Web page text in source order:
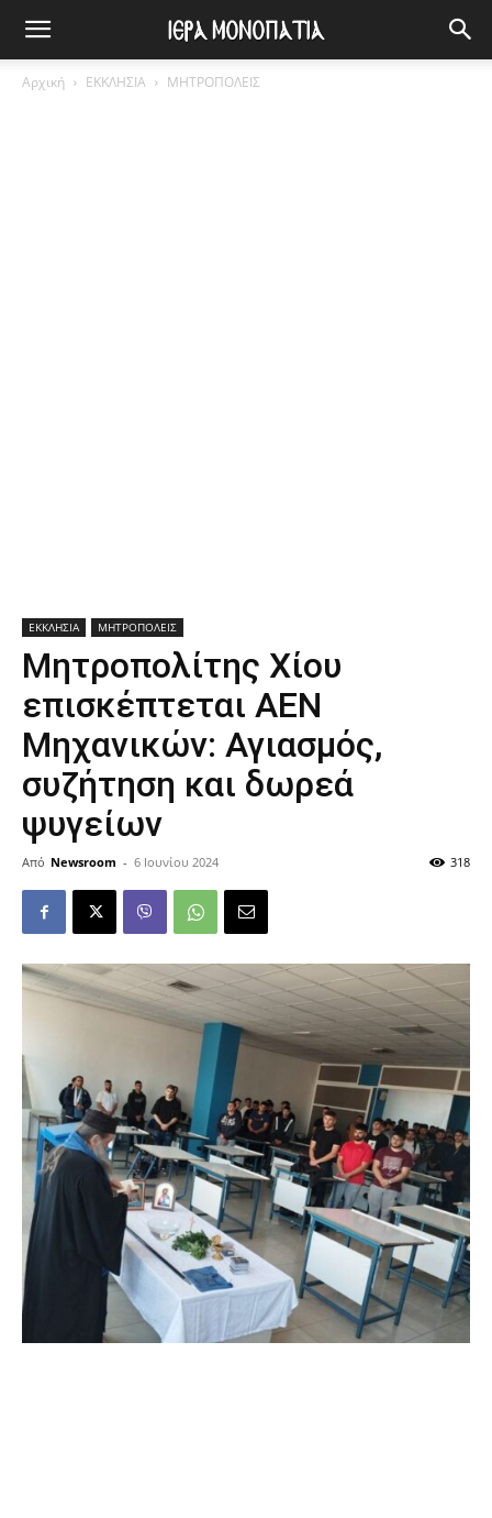
Αρχική ΕΚΚΛΗΣΙΑ ΜΗΤΡΟΠΟΛΕΙΣ
ΕΚΚΛΗΣΙΑ ΜΗΤΡΟΠΟΛΕΙΣ
Μητροπολίτης Χίου
επισκέπτεται ΑΕΝ
Μηχανικών: Αγιασμός,
συζήτηση και δωρεά
ψυγείων
Από Newsroom - 6 Ιουνίου 2024 318